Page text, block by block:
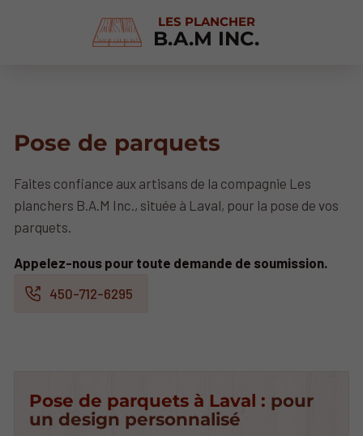
LES PLANCHER
B.A.M INC.
Pose de parquets
Faites confiance aux artisans de la compagnie Les
planchers B.A.M Inc., située à Laval, pour la pose de vos
parquets.
Appelez-nous pour toute demande de soumission.
450-712-6295
Pose de parquets à Laval : pour
un design personnalisé